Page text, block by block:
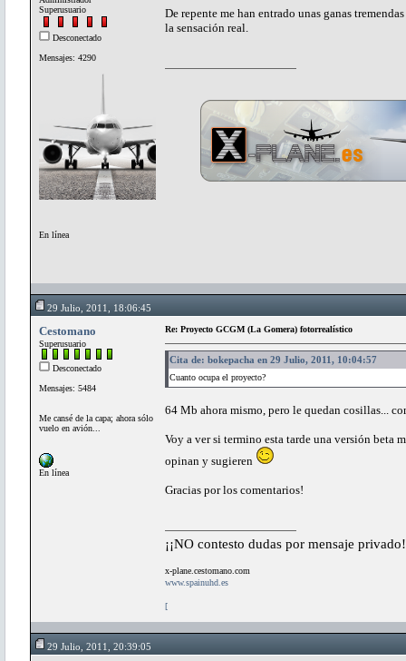
Superusuario
Desconectado
Mensajes: 4290
En línea
De repente me han entrado unas ganas
la sensación real.
29 Julio, 2011, 18:06:45
Cestomano
Superusuario
Desconectado
Mensajes: 5484
Me cansé de la capa; ahora sólo
vuelo en avión...
En línea
Re: Proyecto GCGM (La Gomera) fotorrealístico
Cita de: bokepacha en 29 Julio, 2011, 10:04:57
Cuanto ocupa el proyecto?
64 Mb ahora mismo, pero le quedan cosillas...
Voy a ver si termino esta tarde una versión beta
opinan y sugieren
Gracias por los comentarios!
¡¡NO contesto dudas por mensaje
x-plane.cestomano.com
www.spainuhd.es
[
29 Julio, 2011, 20:39:05